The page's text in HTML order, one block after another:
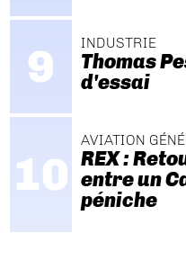
INDUSTRIE
Thomas
d'essai
AVIATION
REX :
entre un
péniche